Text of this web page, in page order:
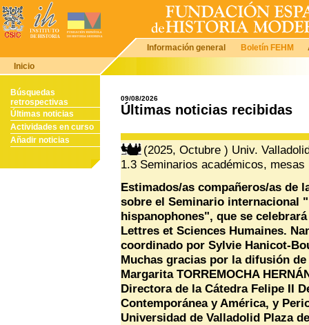
Información general Boletín FEHM
Inicio
Búsquedas
retrospectivas
Últimas noticias
Actividades en curso
Añadir noticias
09/08/2026
Últimas noticias recibidas
(2025, Octubre ) Univ.
1.3 Seminarios académicos,
Estimados/as compañeros/as de
sobre el Seminario internacional
hispanophones", que se
Lettres et Sciences Humaines.
coordinado por Sylvie Hanicot-
Muchas gracias por la difusión
Margarita TORREMOCHA
Directora de la Cátedra Felipe II
Contemporánea y América, y
Universidad de Valladolid Plaza